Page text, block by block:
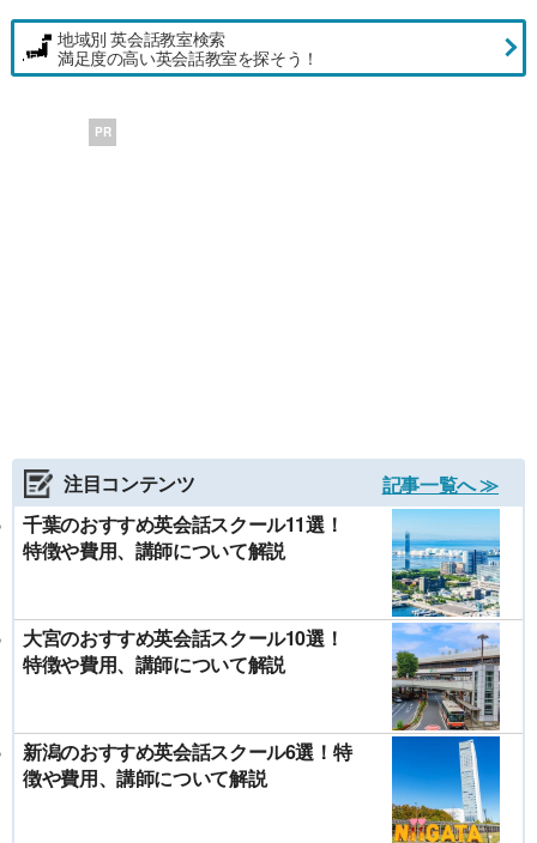
地域別 英会話教室検索
満足度の高い英会話教室を探そう！
PR
注目コンテンツ
記事一覧へ ≫
千葉のおすすめ英会話スクール11選！
特徴や費用、講師について解説
大宮のおすすめ英会話スクール10選！
特徴や費用、講師について解説
新潟のおすすめ英会話スクール6選！特
徴や費用、講師について解説